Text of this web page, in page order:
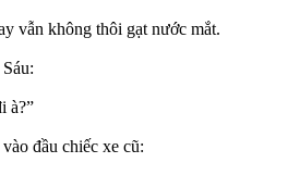
vẫn không thôi gạt nước mắt.
à?”
đầu chiếc xe cũ: